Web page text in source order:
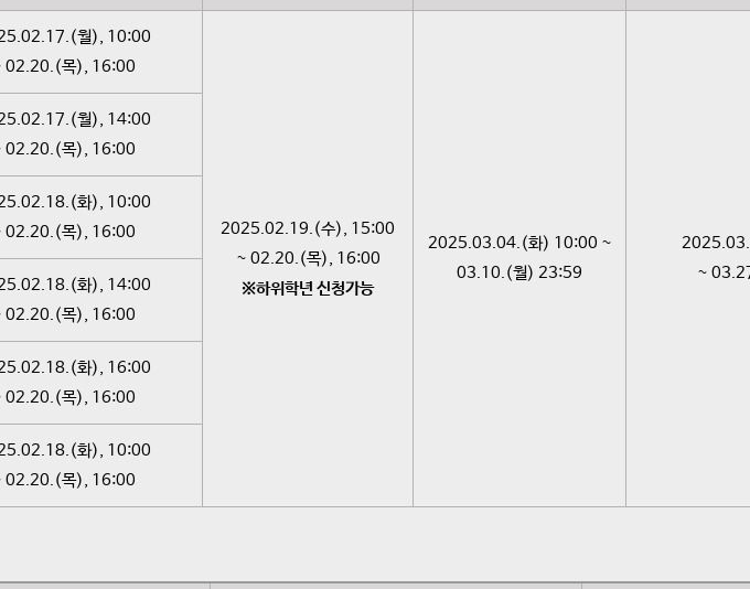
월), 10:00
02.20.(목), 16:00
2025.02.19.(수), 15:00
~ 02.20.(목), 16:00
※하위학년 신청가능
2025.03.04.(화) 10:00 ~
03.10.(월) 23:59
~
월), 14:00
02.20.(목), 16:00
화), 10:00
02.20.(목), 16:00
화), 14:00
02.20.(목), 16:00
화), 16:00
02.20.(목), 16:00
화), 10:00
02.20.(목), 16:00